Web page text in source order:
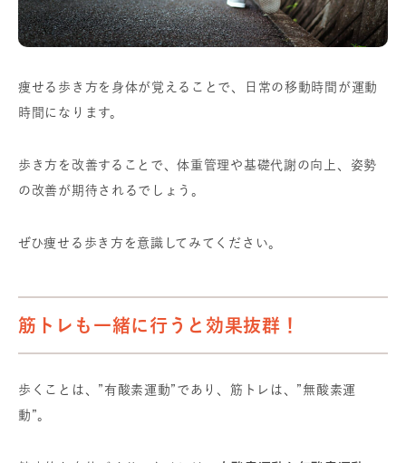
痩せる歩き方を身体が覚えることで、日常の移動時間が運動
時間になります。
歩き方を改善することで、体重管理や基礎代謝の向上、姿勢
の改善が期待されるでしょう。
ぜひ痩せる歩き方を意識してみてください。
筋トレも一緒に行うと効果抜群！
歩くことは、”有酸素運動”であり、筋トレは、”無酸素運
動”。